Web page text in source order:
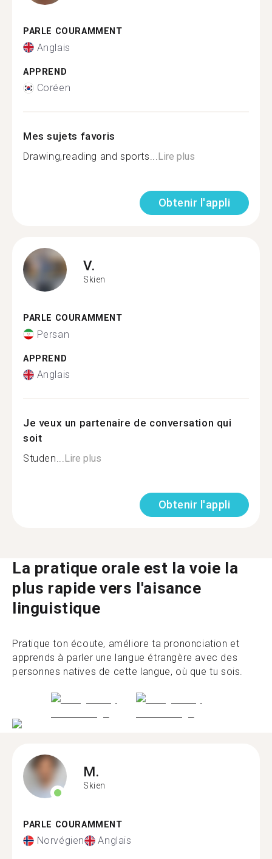
PARLE COURAMMENT
Anglais
APPREND
Coréen
Mes sujets favoris
Drawing,reading and sports...Lire plus
Obtenir l'appli
V.
Skien
PARLE COURAMMENT
Persan
APPREND
Anglais
Je veux un partenaire de conversation qui
soit
Studen...Lire plus
Obtenir l'appli
La pratique orale est la voie la
plus rapide vers l'aisance
linguistique
Pratique ton écoute, améliore ta prononciation et
apprends à parler une langue étrangère avec des
personnes natives de cette langue, où que tu sois.
M.
Skien
PARLE COURAMMENT
Norvégien Anglais